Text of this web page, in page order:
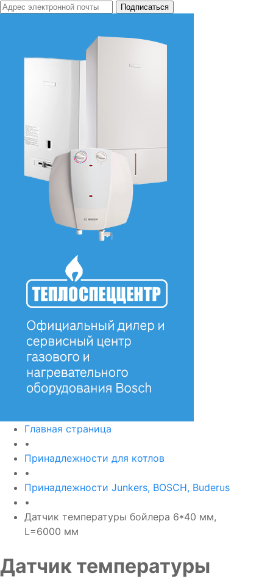
Главная страница
•
Принадлежности для котлов
•
Принадлежности Junkers, BOSCH, Buderus
•
Датчик температуры бойлера 6*40 мм,
L=6000 мм
Датчик температуры